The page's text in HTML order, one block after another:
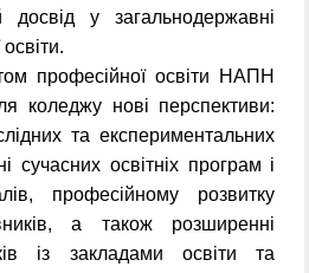
досвід у загальнодержавні
професійної освіти НАПН
коледжу нові перспективи:
та експериментальних
сучасних освітніх програм і
професійному розвитку
а також розширенні
із закладами освіти та